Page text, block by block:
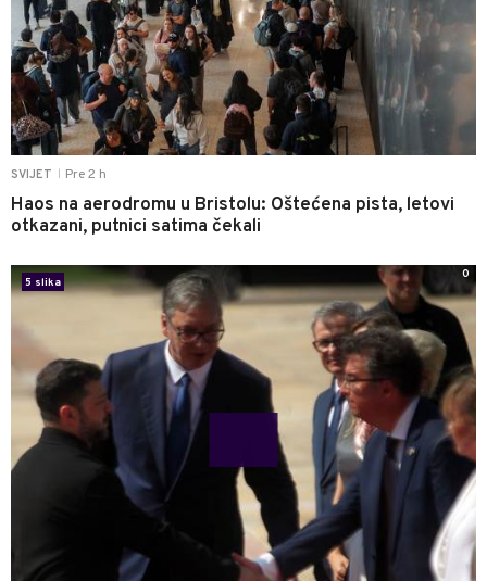
SVIJET Pre 2 h
Haos na aerodromu u Bristolu: Oštećena pista, letovi
otkazani, putnici satima čekali
5 slika
0